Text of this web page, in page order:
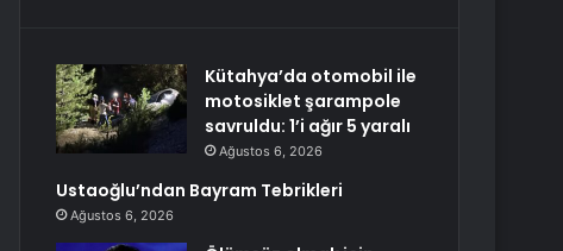
Kütahya’da otomobil ile
motosiklet şarampole
savruldu: 1’i ağır 5 yaralı
Ağustos 6, 2026
Ustaoğlu’ndan Bayram Tebrikleri
Ağustos 6, 2026